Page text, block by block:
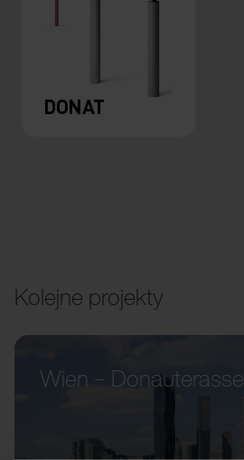
DONAT
Kolejne projekty
Wien – Donauterasse